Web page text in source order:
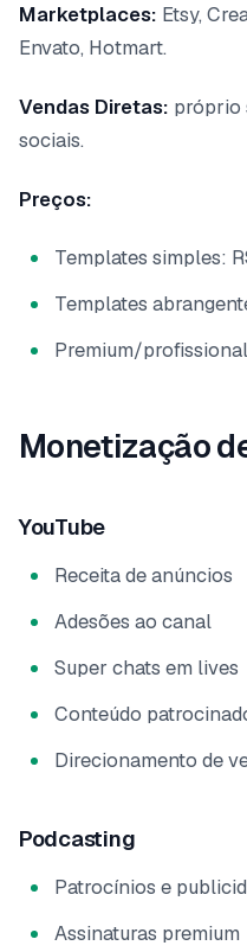
Marketplaces: Etsy,
Envato, Hotmart.
Vendas Diretas: próprio
sociais.
Preços:
Templates simples:
Templates
Premium/
Monetização
YouTube
Receita de anúncios
Adesões ao canal
Super chats em lives
Conteúdo
Direcionamento de
Podcasting
Patrocínios e
Assinaturas premium